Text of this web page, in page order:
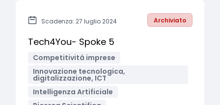
Scadenza: 27 luglio 2024 Archiviato
Tech4You- Spoke 5
Competitività imprese
Innovazione tecnologica,
digitalizzazione, ICT
Intelligenza Artificiale